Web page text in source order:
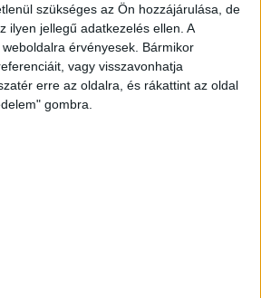
szükséges az Ön hozzájárulása, de
ilyen jellegű adatkezelés ellen. A
érvényesek. Bármikor
vagy visszavonhatja
erre az oldalra, és rákattint az oldal
gombra.
hosszú Etyek-Tordas közötti